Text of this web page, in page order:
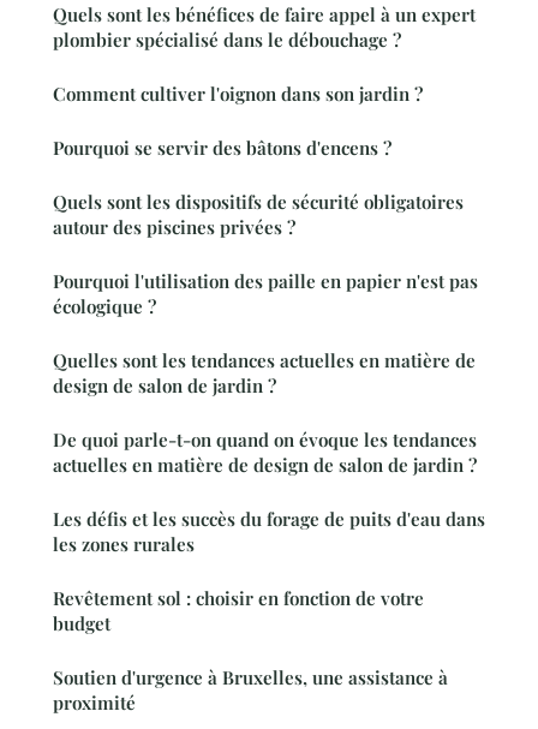
Quels sont les bénéfices de faire appel à un expert
plombier spécialisé dans le débouchage ?
Comment cultiver l'oignon dans son jardin ?
Pourquoi se servir des bâtons d'encens ?
Quels sont les dispositifs de sécurité obligatoires
autour des piscines privées ?
Pourquoi l'utilisation des paille en papier n'est pas
écologique ?
Quelles sont les tendances actuelles en matière de
design de salon de jardin ?
De quoi parle-t-on quand on évoque les tendances
actuelles en matière de design de salon de jardin ?
Les défis et les succès du forage de puits d'eau dans
les zones rurales
Revêtement sol : choisir en fonction de votre
budget
Soutien d'urgence à Bruxelles, une assistance à
proximité